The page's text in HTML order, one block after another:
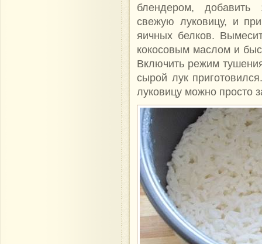
блендером, добавить
свежую луковицу, и
яичных белков.
кокосовым маслом и
Включить режим
сырой лук
луковицу можно просто